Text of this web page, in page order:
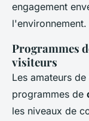
engagement
l'environnement.
Programmes
visiteurs
Les amateurs
programmes de
les niveaux de